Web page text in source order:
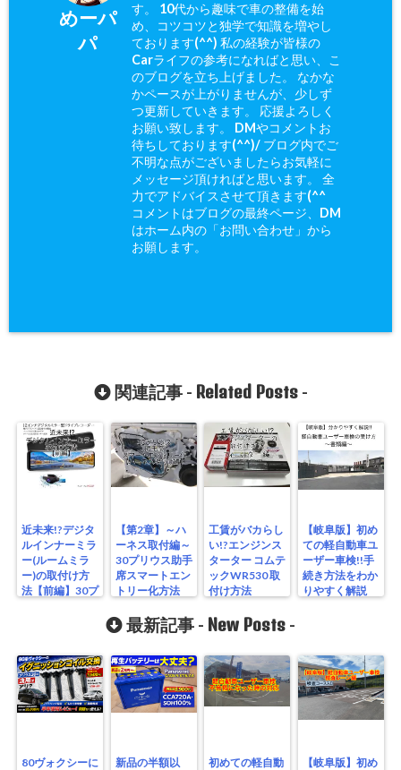
めーパ
パ
す。 10代から趣味で車の整備を始
め、コツコツと独学で知識を増やし
ております(^^) 私の経験が皆様の
Carライフの参考になればと思い、こ
のブログを立ち上げました。 なかな
かペースが上がりませんが、少しず
つ更新していきます。 応援よろしく
お願い致します。 DMやコメントお
待ちしております(^^)/ ブログ内でご
不明な点がございましたらお気軽に
メッセージ頂ければと思います。 全
力でアドバイスさせて頂きます(^^ゞ
コメントはブログの最終ページ、DM
はホーム内の「お問い合わせ」から
お願します。
関連記事 - Related Posts-
近未来!?デジタ
ルインナーミラ
ー(ルームミラ
ー)の取付け方
法【前編】30プ
【第2章】～ハ
ーネス取付編～
30プリウス助手
席スマートエン
トリー化方法
工賃がバカらし
い!?エンジンス
ターター コムテ
ックWR530 取
付け方法
【岐阜版】初め
ての軽自動車ユ
ーザー車検!!手
続き方法をわか
りやすく解説
最新記事 - New Posts -
80ヴォクシーに
新品の半額以
初めての軽自動
【岐阜版】初め